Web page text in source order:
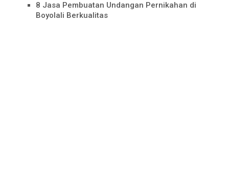
8 Jasa Pembuatan Undangan Pernikahan di
Boyolali Berkualitas